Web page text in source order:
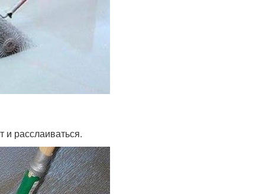
и расслаиваться.